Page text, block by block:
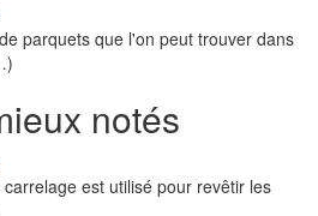
parquets que l'on peut trouver dans
notés
est utilisé pour revêtir les